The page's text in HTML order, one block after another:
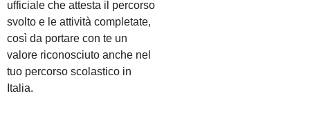
ufficiale che attesta il percorso
svolto e le attività completate,
così da portare con te un
valore riconosciuto anche nel
tuo percorso scolastico in
Italia.